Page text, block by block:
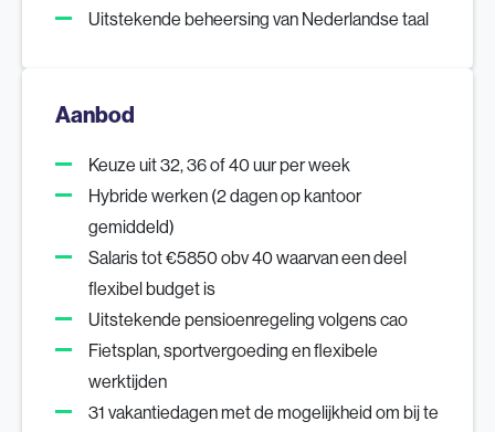
Uitstekende beheersing van Nederlandse taal
Aanbod
Keuze uit 32, 36 of 40 uur per week
Hybride werken (2 dagen op kantoor
gemiddeld)
Salaris tot €5850 obv 40 waarvan een deel
flexibel budget is
Uitstekende pensioenregeling volgens cao
Fietsplan, sportvergoeding en flexibele
werktijden
31 vakantiedagen met de mogelijkheid om bij te